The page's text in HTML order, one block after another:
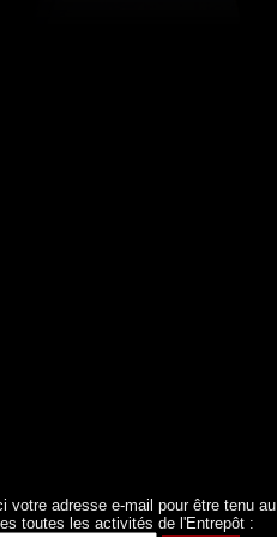
votre adresse e-mail pour être tenu au
toutes les activités de l'Entrepôt :